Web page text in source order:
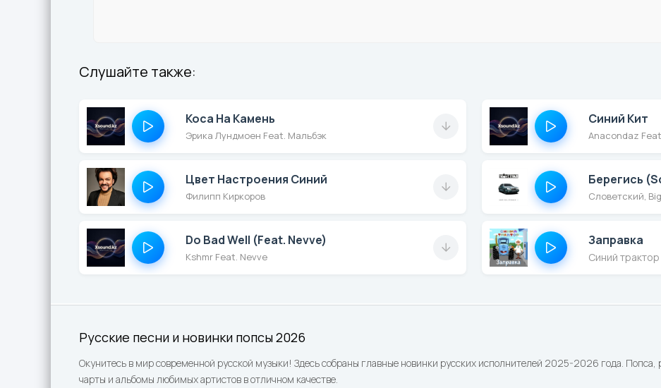
Русские песни и новинки попсы 2026
Окунитесь в мир современной русской музыки! Здесь собраны главные новинки русских исполнителей 2025-2026 года.
чарты и альбомы любимых артистов в отличном качестве.
Слушайте также:
Коса На Камень
Эрика Лундмоен Feat. Мальбэк
Синий Кит
Anacondaz
Цвет Настроения Синий
Филипп Киркоров Словетский,
Do Bad Well (Feat. Nevve)
Kshmr Feat. Nevve
Заправка
Синий трактор